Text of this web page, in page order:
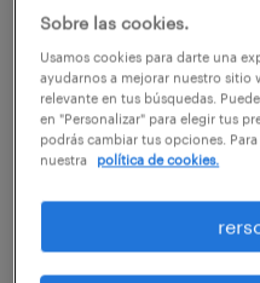
de robo o
demostrando que la
más urgente del
En este contexto, la
pérdidas
Sobre las cookies.
Usamos cookies para darte una
ayudarnos a mejorar nuestro sitio
relevante en tus búsquedas.
en "Personalizar" para elegir tus
podrás cambiar tus opciones.
nuestra
política de cookies.